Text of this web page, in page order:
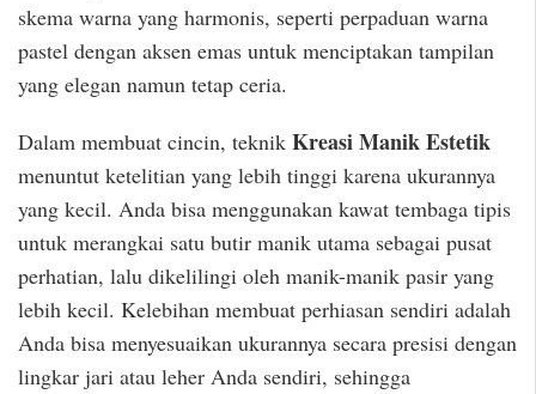
skema warna yang harmonis, seperti perpaduan warna
pastel dengan aksen emas untuk menciptakan tampilan
yang elegan namun tetap ceria.
Dalam membuat cincin, teknik Kreasi Manik Estetik
menuntut ketelitian yang lebih tinggi karena ukurannya
yang kecil. Anda bisa menggunakan kawat tembaga tipis
untuk merangkai satu butir manik utama sebagai pusat
perhatian, lalu dikelilingi oleh manik-manik pasir yang
lebih kecil. Kelebihan membuat perhiasan sendiri adalah
Anda bisa menyesuaikan ukurannya secara presisi dengan
lingkar jari atau leher Anda sendiri, sehingga